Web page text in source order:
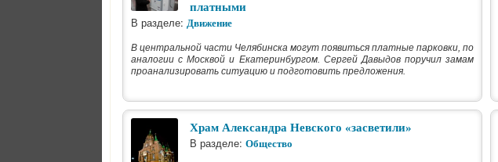
платными
В разделе: Движение
В центральной части Челябинска могут появиться платные парковки, по
аналогии с Москвой и Екатеринбургом. Сергей Давыдов поручил замам
проанализировать ситуацию и подготовить предложения.
Храм Александра Невского «засветили»
В разделе: Общество